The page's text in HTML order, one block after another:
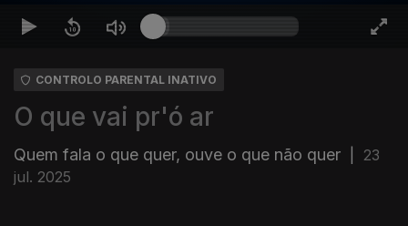
CONTROLO PARENTAL INATIVO
O que vai pr'ó ar
Quem fala o que quer, ouve o que não quer
23
jul. 2025